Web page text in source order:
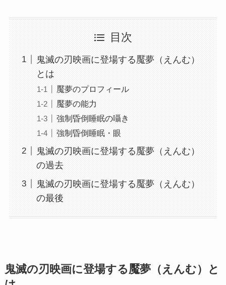
目次
鬼滅の刃映画に登場する魘夢（えんむ）
とは
魘夢のプロフィール
魘夢の能力
強制昏倒睡眠の囁き
強制昏倒睡眠・眼
鬼滅の刃映画に登場する魘夢（えんむ）
の過去
鬼滅の刃映画に登場する魘夢（えんむ）
の最後
鬼滅の刃映画に登場する魘夢（えんむ）と